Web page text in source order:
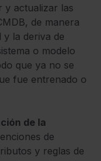
y actualizar las
de manera
la deriva de
o modelo
que ya no se
fue entrenado o
de la
de
y reglas de